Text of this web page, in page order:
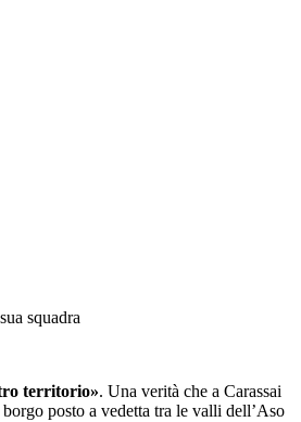
squadra
territorio». Una verità che a Carassai
posto a vedetta tra le valli dell’Aso